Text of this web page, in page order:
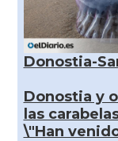
Donostia-
Donostia y
las
\"Han